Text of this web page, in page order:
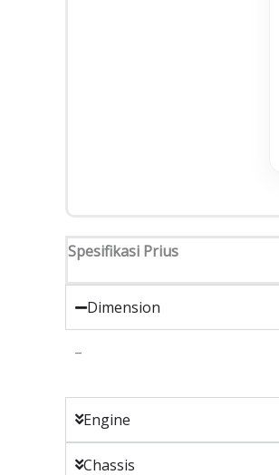
Spesifikasi Prius
Dimension
–
Engine
Chassis